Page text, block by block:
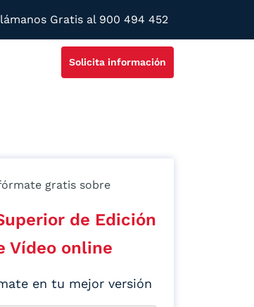
Gratis al 900 494 452
Solicita información
gratis sobre
de Edición
Vídeo online
en tu mejor versión